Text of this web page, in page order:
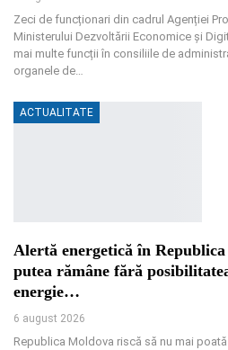
Zeci de funcționari din cadrul Agenției
Ministerului Dezvoltării Economice și
mai multe funcții în consiliile de
organele de
ACTUALITATE
Alertă energetică în
putea rămâne fără
energie…
6 august 2026
Republica Moldova riscă să nu mai